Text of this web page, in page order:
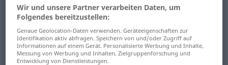
toturnupone’s nose(atsth[sb])
nur indie Nase(überetwas[j-n]) rümpfenverächtlich
reden etc FIG
Wir und unsere Partner verarbeiten Daten, um
Folgendes bereitzustellen:
Genaue Geolocation-Daten verwenden. Geräteeigenschaften zur
Identifikation aktiv abfragen. Speichern von und/oder Zugriff auf
Informationen auf einem Gerät. Personalisierte Werbung und Inhalte,
Messung von Werbung und Inhalten, Zielgruppenforschung und
Entwicklung von Dienstleistungen.